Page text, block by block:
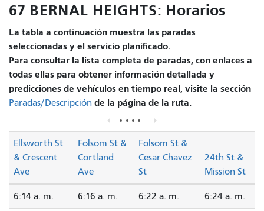
67 BERNAL HEIGHTS: Horarios
La tabla a continuación muestra las paradas
seleccionadas y el servicio planificado.
Para consultar la lista completa de paradas, con enlaces a
todas ellas para obtener información detallada y
predicciones de vehículos en tiempo real, visite la sección
Paradas/Descripción de la página de la ruta.
Ellsworth St
& Crescent
Ave
Folsom St &
Cortland
Ave
Folsom St &
Cesar Chavez
St
24th St &
Mission St
6:14 a. m. 6:16 a. m. 6:22 a. m. 6:24 a. m.